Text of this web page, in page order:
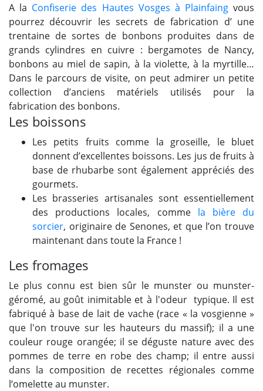
A la Confiserie des Hautes Vosges à Plainfaing vous
pourrez découvrir les secrets de fabrication d’ une
trentaine de sortes de bonbons produites dans de
grands cylindres en cuivre : bergamotes de Nancy,
bonbons au miel de sapin, à la violette, à la myrtille…
Dans le parcours de visite, on peut admirer un petite
collection d’anciens matériels utilisés pour la
fabrication des bonbons.
Les boissons
Les petits fruits comme la groseille, le bluet
donnent d’excellentes boissons. Les jus de fruits à
base de rhubarbe sont également appréciés des
gourmets.
Les brasseries artisanales sont essentiellement
des productions locales, comme la bière du
sorcier, originaire de Senones, et que l’on trouve
maintenant dans toute la France !
Les fromages
Le plus connu est bien sûr le munster ou munster-
géromé, au goût inimitable et à l'odeur typique. Il est
fabriqué à base de lait de vache (race « la vosgienne »
que l'on trouve sur les hauteurs du massif); il a une
couleur rouge orangée; il se déguste nature avec des
pommes de terre en robe des champ; il entre aussi
dans la composition de recettes régionales comme
l‘omelette au munster.